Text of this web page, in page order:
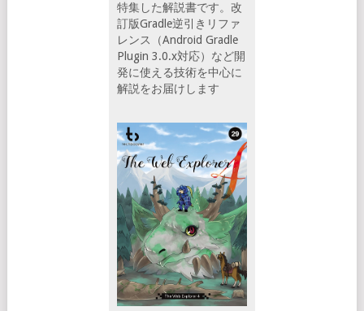
特集した解説書です。改
訂版Gradle逆引きリファ
レンス（Android Gradle
Plugin 3.0.x対応）など開
発に使える技術を中心に
解説をお届けします